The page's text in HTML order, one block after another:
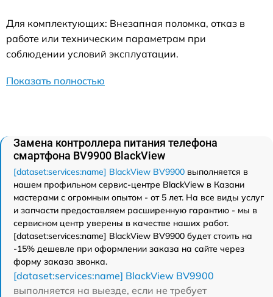
Для комплектующих: Внезапная поломка, отказ в
работе или техническим параметрам при
соблюдении условий эксплуатации.
Показать полностью
Замена контроллера питания телефона
смартфона BV9900 BlackView
[dataset:services:name] BlackView BV9900 выполняется в
нашем профильном сервис-центре BlackView в Казани
мастерами с огромным опытом - от 5 лет. На все виды услуг
и запчасти предоставляем расширенную гарантию - мы в
сервисном центр уверены в качестве наших работ.
[dataset:services:name] BlackView BV9900 будет стоить на
-15% дешевле при оформлении заказа на сайте через
форму заказа звонка.
[dataset:services:name] BlackView BV9900
выполняется на выезде, если не требует